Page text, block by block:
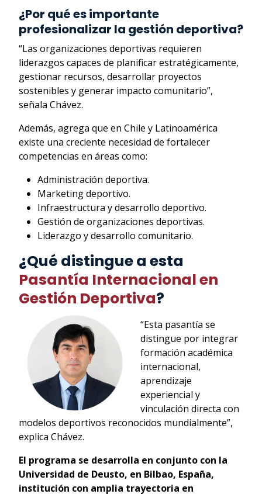
¿Por qué es importante
profesionalizar la gestión deportiva?
“Las organizaciones deportivas requieren
liderazgos capaces de planificar estratégicamente,
gestionar recursos, desarrollar proyectos
sostenibles y generar impacto comunitario”,
señala Chávez.
Además, agrega que en Chile y Latinoamérica
existe una creciente necesidad de fortalecer
competencias en áreas como:
Administración deportiva.
Marketing deportivo.
Infraestructura y desarrollo deportivo.
Gestión de organizaciones deportivas.
Liderazgo y desarrollo comunitario.
¿Qué distingue a esta
Pasantía Internacional en
Gestión Deportiva?
“Esta pasantía se
distingue por integrar
formación académica
internacional,
aprendizaje
experiencial y
vinculación directa con
modelos deportivos reconocidos mundialmente”,
explica Chávez.
El programa se desarrolla en conjunto con la
Universidad de Deusto, en Bilbao, España,
institución con amplia trayectoria en